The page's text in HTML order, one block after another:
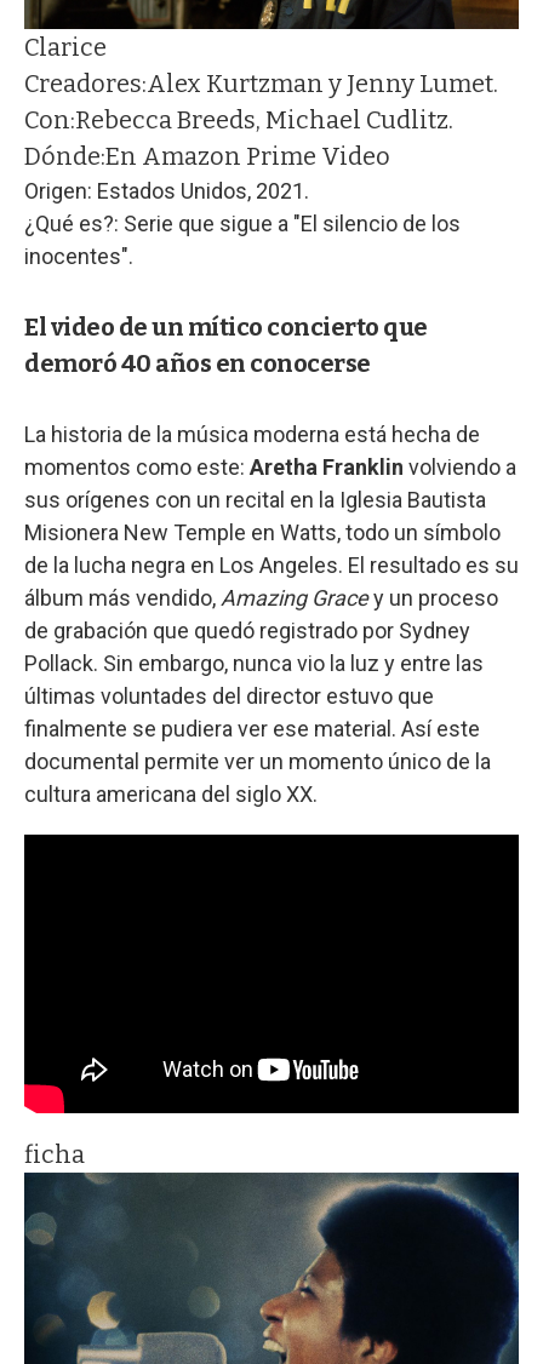
Clarice
Creadores:Alex Kurtzman y Jenny Lumet.
Con:Rebecca Breeds, Michael Cudlitz.
Dónde:En Amazon Prime Video
Origen: Estados Unidos, 2021.
¿Qué es?: Serie que sigue a "El silencio de los
inocentes".
El video de un mítico concierto que
demoró 40 años en conocerse
La historia de la música moderna está hecha de
momentos como este: Aretha Franklin volviendo a
sus orígenes con un recital en la Iglesia Bautista
Misionera New Temple en Watts, todo un símbolo
de la lucha negra en Los Angeles. El resultado es su
álbum más vendido, Amazing Gracey un proceso
de grabación que quedó registrado por Sydney
Pollack. Sin embargo, nunca vio la luz y entre las
últimas voluntades del director estuvo que
finalmente se pudiera ver ese material. Así este
documental permite ver un momento único de la
cultura americana del siglo XX.
ficha